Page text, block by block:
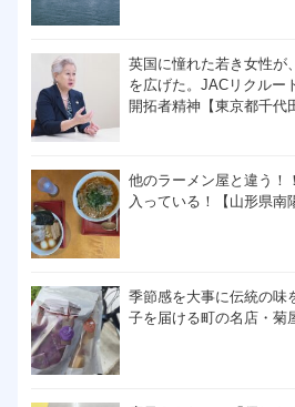
英国に憧れた若き女性が
を広げた。JACリクルー
開拓者精神【東京都千代
他のラーメン屋と違う！
入っている！【山形県南
季節感を大事に伝統の味
子を届ける町の名店・菊